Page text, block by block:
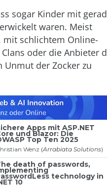
sogar Kinder mit
waren. Meist
mit schlichtem Online-
oder die Anbieter
Unmut der Zocker zu